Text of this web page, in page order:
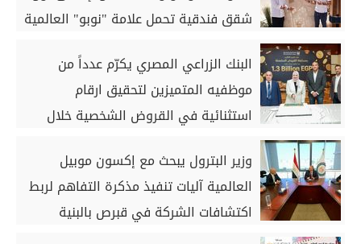
شقق فندقية تحمل علامة "نوبو" العالمية
أيام
البنك الزراعي المصري يكرّم عدداً من
موظفيه المتميزين لتحقيق ارقام
استثنائية في القروض الشخصية خلال
وزير البترول يبحث مع إكسون موبيل
العالمية آليات تنفيذ مذكرة التفاهم لربط
اكتشافات الشركة في قبرص بالبنية